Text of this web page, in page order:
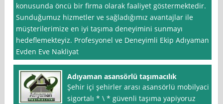
konusunda öncü bir firma olarak faaliyet göstermektedir.
Sunduğumuz hizmetler ve sağladığımız avantajlar ile
müşterilerimize en iyi taşıma deneyimini sunmayı
hedeflemekteyiz. Profesyonel ve Deneyimli Ekip Adıyaman
Evden Eve Nakliyat
Adıyaman asansörlü taşımacılık
Şehir içi şehirler arası asansörlü mobilyaci
sigortalı * \ * güvenli taşıma yapiyoruz